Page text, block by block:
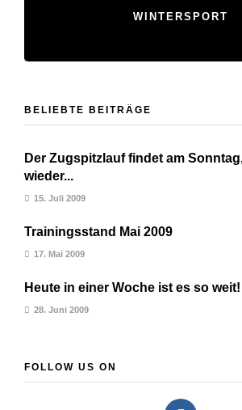
WINTERSPORT
BELIEBTE BEITRÄGE
Der Zugspitzlauf findet am
wieder...
15. Juli 2009
Trainingsstand Mai 2009
17. Mai 2009
Heute in einer Woche ist es so weit!
28. Juni 2009
FOLLOW US ON